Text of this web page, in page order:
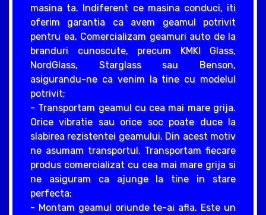
masina ta. Indiferent ce masina conduci, iti
oferim garantia ca avem geamul potrivit
pentru ea. Comercializam geamuri auto de la
branduri cunoscute, precum KMKI Glass,
NordGlass, Starglass sau Benson,
asigurandu-ne ca venim la tine cu modelul
potrivit;
- Transportam geamul cu cea mai mare grija.
Orice vibratie sau orice soc poate duce la
slabirea rezistentei geamului. Din acest motiv
ne asumam transportul. Transportam fiecare
produs comercializat cu cea mai mare grija si
ne asiguram ca ajunge la tine in stare
perfecta;
- Montam geamul oriunde te-ai afla. Este un